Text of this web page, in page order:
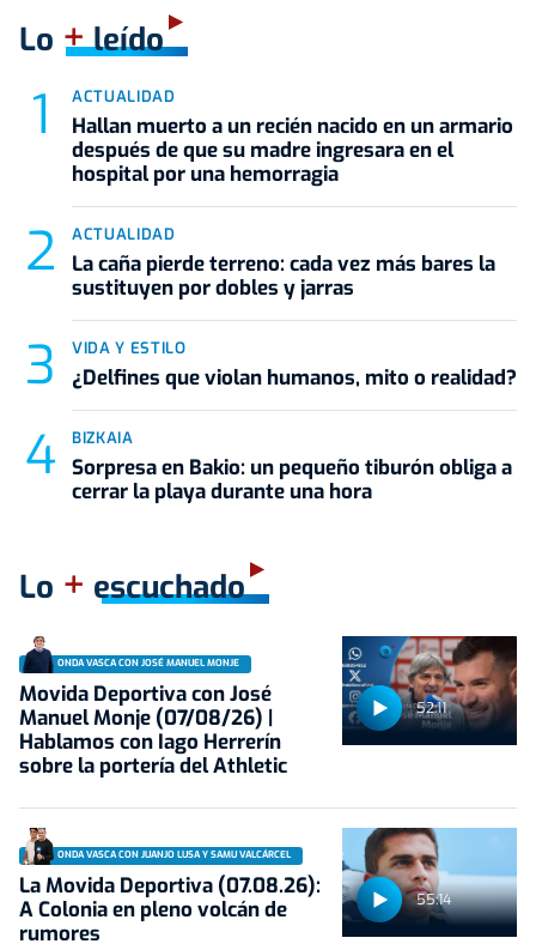
Lo +leído
ACTUALIDAD
Hallan muerto a un recién nacido en un armario
después de que su madre ingresara en el
hospital por una hemorragia
ACTUALIDAD
La caña pierde terreno: cada vez más bares la
sustituyen por dobles y jarras
VIDA Y ESTILO
¿Delfines que violan humanos, mito o realidad?
BIZKAIA
Sorpresa en Bakio: un pequeño tiburón obliga a
cerrar la playa durante una hora
Lo + escuchado
52:11
ONDA VASCA CON JOSÉ MANUEL MONJE
Movida Deportiva con José
Manuel Monje (07/08/26) |
Hablamos con Iago Herrerín
sobre la portería del Athletic
55:14
ONDA VASCA CON JUANJO LUSA Y SAMU VALCÁRCEL
La Movida Deportiva (07.08.26):
A Colonia en pleno volcán de
rumores